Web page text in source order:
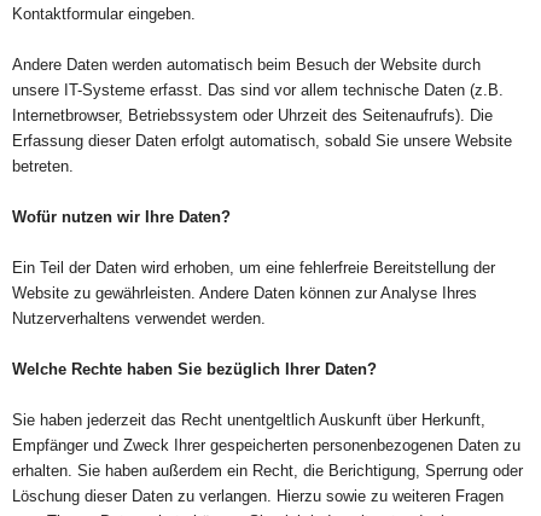
Kontaktformular eingeben.
Andere Daten werden automatisch beim Besuch der Website durch
unsere IT-Systeme erfasst. Das sind vor allem technische Daten (z.B.
Internetbrowser, Betriebssystem oder Uhrzeit des Seitenaufrufs). Die
Erfassung dieser Daten erfolgt automatisch, sobald Sie unsere Website
betreten.
Wofür nutzen wir Ihre Daten?
Ein Teil der Daten wird erhoben, um eine fehlerfreie Bereitstellung der
Website zu gewährleisten. Andere Daten können zur Analyse Ihres
Nutzerverhaltens verwendet werden.
Welche Rechte haben Sie bezüglich Ihrer Daten?
Sie haben jederzeit das Recht unentgeltlich Auskunft über Herkunft,
Empfänger und Zweck Ihrer gespeicherten personenbezogenen Daten zu
erhalten. Sie haben außerdem ein Recht, die Berichtigung, Sperrung oder
Löschung dieser Daten zu verlangen. Hierzu sowie zu weiteren Fragen